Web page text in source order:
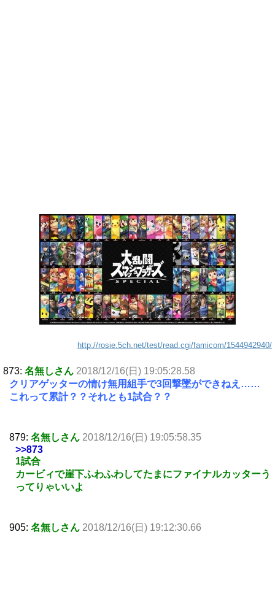
http://rosie.5ch.net/test/read.cgi/famicom/1544942940/
873: 名無しさん 2018/12/16(日) 19:05:28.58
クリアゲッターの情け無用組手で3回撃墜ができねえ……
これって累計？？それとも1試合？？
879: 名無しさん 2018/12/16(日) 19:05:58.35
>>873
1試合
カービィで崖下ふわふわしてたまにファイナルカッターう
ってりゃいいよ
905: 名無しさん 2018/12/16(日) 19:12:30.66